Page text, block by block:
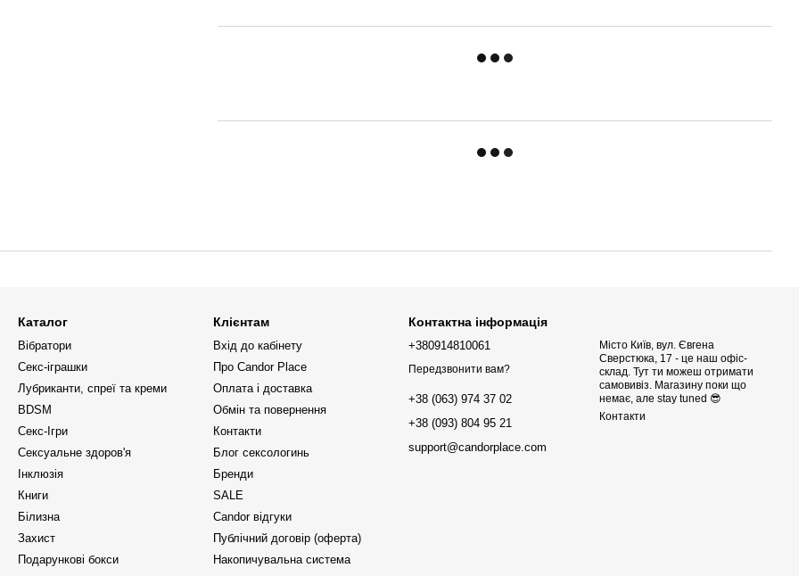
Каталог
Вібратори
Секс-іграшки
Лубриканти, спреї та креми
BDSM
Секс-Ігри
Сексуальне здоров'я
Інклюзія
Книги
Білизна
Захист
Подарункові бокси
Клієнтам
Вхід до кабінету
Про Candor Place
Оплата і доставка
Обмін та повернення
Контакти
Блог сексологинь
Бренди
SALE
Candor відгуки
Публічний договір (оферта)
Накопичувальна система
Контактна інформація
+380914810061
Передзвонити вам?
+38 (063) 974 37 02
+38 (093) 804 95 21
support@candorplace.com
Місто Київ, вул. Євгена
Сверстюка, 17 - це наш офіс-
склад. Тут ти можеш отримати
самовивіз. Магазину поки що
немає, але stay tuned 😎
Контакти